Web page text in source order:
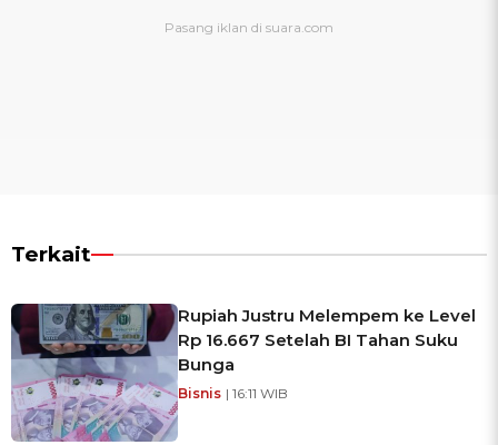
Terkait
Rupiah Justru Melempem ke Level
Rp 16.667 Setelah BI Tahan Suku
Bunga
Bisnis | 16:11 WIB